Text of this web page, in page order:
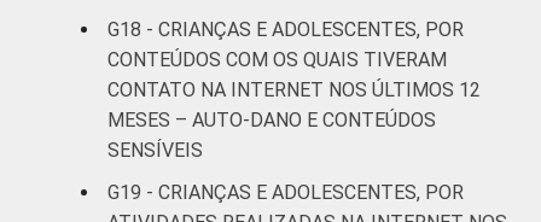
Não
respondeu
26
CLASSE
SOCIAL
AB 38
G18 - CRIANÇAS E ADOLESCENTES, POR
CONTEÚDOS COM OS QUAIS TIVERAM
CONTATO NA INTERNET NOS ÚLTIMOS 12
MESES – AUTO-DANO E CONTEÚDOS
SENSÍVEIS
G19 - CRIANÇAS E ADOLESCENTES, POR